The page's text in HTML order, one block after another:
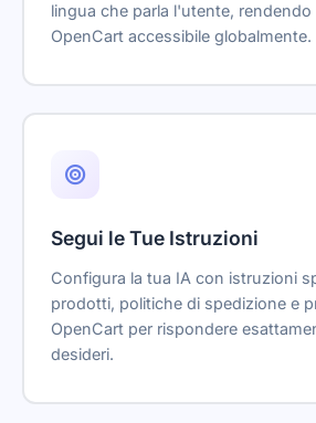
lingua che parla l'utente,
OpenCart accessibile globalmente.
Segui le Tue Istruzioni
Configura la tua IA con istruzioni
prodotti, politiche di spedizione e
OpenCart per rispondere
desideri.